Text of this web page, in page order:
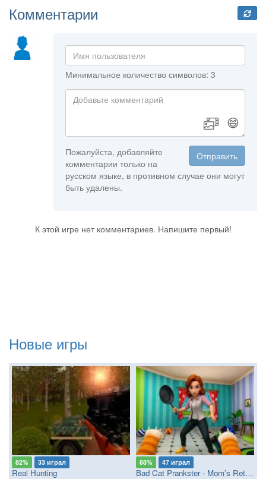
Комментарии
Минимальное количество символов: 3
😄
Отправить
Пожалуйста, добавляйте
комментарии только на
русском языке, в противном случае они могут
быть удалены.
К этой игре нет комментариев. Напишите первый!
Новые игры
82% 33 играл
Real Hunting
88% 47 играл
Bad Cat Prankster - Mom’s Return